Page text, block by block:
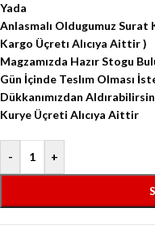
Yada
Anlasmalı Oldugumuz Surat
Kargo Üçretı Alıcıya Aittir )
Magzamızda Hazır Stogu
Gün İçinde Teslım Olması
Dükkanımızdan
Kurye Üçreti Alıcıya Aittir
- +